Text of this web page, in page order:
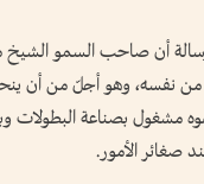
أن صاحب السمو
من نفسه، وهو أجلّ من أن
مشغول بصناعة البطولات
صغائر الأمور.